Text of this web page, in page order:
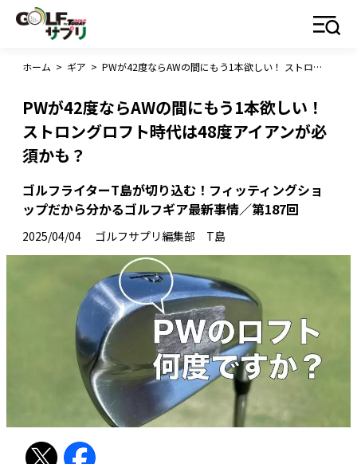
ホーム > ギア > PWが42度ならAWの間にもう1本欲しい！ ストロングロフト時代は48度アイアンが必須かも？
PWが42度ならAWの間にもう1本欲しい！
ストロングロフト時代は48度アイアンが必
須かも？
ゴルフライターT島が切り込む！フィッティングショ
ップだから分かるゴルフギア最新事情／第187回
2025/04/04 ゴルフサプリ編集部 T島